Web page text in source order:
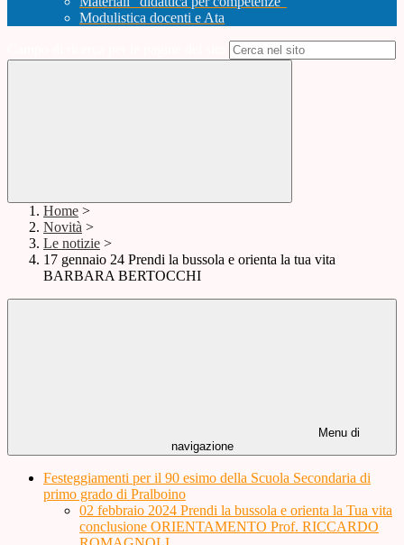
Modulistica docenti e Ata
Home >
Novità >
Le notizie >
17 gennaio 24 Prendi la bussola e orienta la tua vita
BARBARA BERTOCCHI
Menu di
navigazione
Festeggiamenti per il 90 esimo della Scuola Secondaria di
primo grado di Pralboino
02 febbraio 2024 Prendi la bussola e orienta la Tua vita
conclusione ORIENTAMENTO Prof. RICCARDO